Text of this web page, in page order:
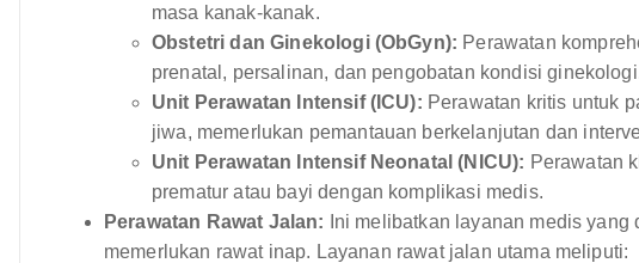
masa kanak-kanak.
Obstetri dan Ginekologi (ObGyn): Perawatan
prenatal, persalinan, dan pengobatan kondisi
Unit Perawatan Intensif (ICU): Perawatan kritis untuk
jiwa, memerlukan pemantauan berkelanjutan dan
Unit Perawatan Intensif Neonatal (NICU): Perawatan
prematur atau bayi dengan komplikasi medis.
Perawatan Rawat Jalan: Ini melibatkan layanan medis
memerlukan rawat inap. Layanan rawat jalan utama meliputi: